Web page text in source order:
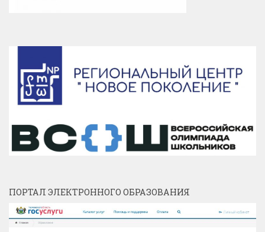
ПОРТАЛ ЭЛЕКТРОННОГО ОБРАЗОВАНИЯ